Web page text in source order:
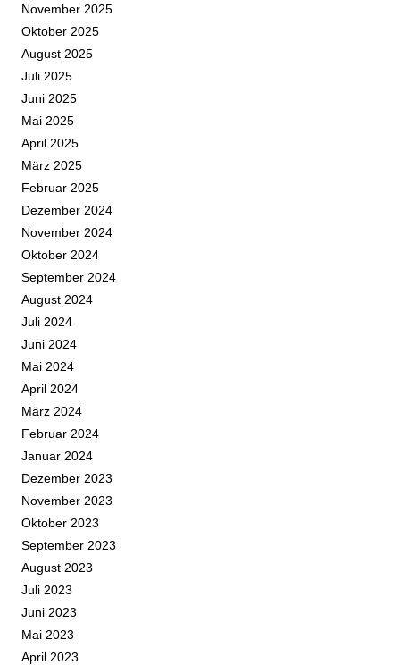
November 2025
Oktober 2025
August 2025
Juli 2025
Juni 2025
Mai 2025
April 2025
März 2025
Februar 2025
Dezember 2024
November 2024
Oktober 2024
September 2024
August 2024
Juli 2024
Juni 2024
Mai 2024
April 2024
März 2024
Februar 2024
Januar 2024
Dezember 2023
November 2023
Oktober 2023
September 2023
August 2023
Juli 2023
Juni 2023
Mai 2023
April 2023